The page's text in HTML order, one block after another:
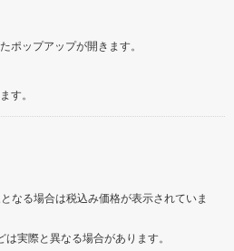
ポップアップが開きます。
す。
なる場合は税込み価格が表示されていま
実際と異なる場合があります。